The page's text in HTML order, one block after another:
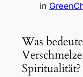
in
Was
Spiritualität?